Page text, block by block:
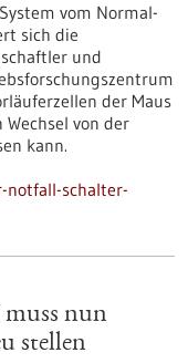
vom Normal-
sich die
und
der Maus
von der
kann.
schalter-
nun
stellen